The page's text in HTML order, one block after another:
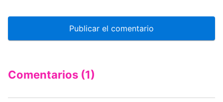
Comentarios (1)